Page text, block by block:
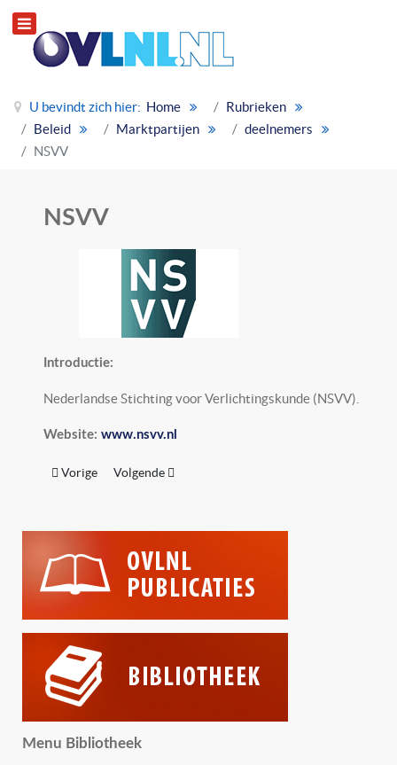
U bevindt zich hier: Home
Rubrieken
Beleid
Marktpartijen
deelnemers
NSVV
NSVV
Introductie:
Nederlandse Stichting voor Verlichtingskunde (NSVV).
Website: www.nsvv.nl
Vorig artikel: LightRec Nederland (stichting)
Vorige Volgende artikel: Saxion Hogescholen
Volgende
Menu Bibliotheek